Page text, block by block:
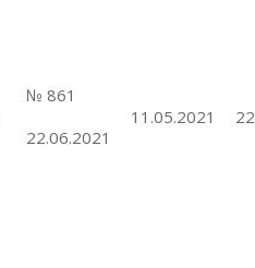
№ 861
22.06.2021
11.05.2021